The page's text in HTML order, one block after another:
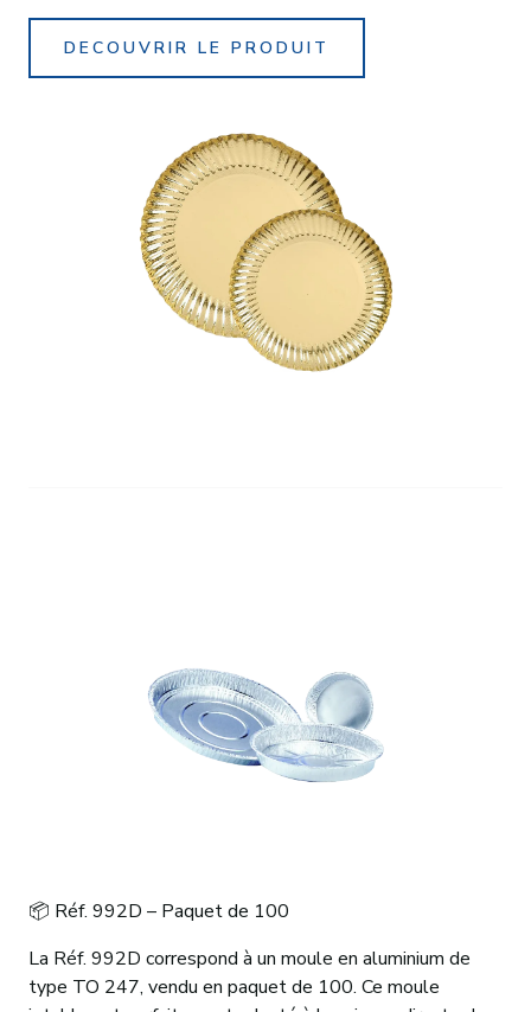
DECOUVRIR LE PRODUIT
📦 Réf. 992D – Paquet de 100
La Réf. 992D correspond à un moule en aluminium de
type TO 247, vendu en paquet de 100. Ce moule